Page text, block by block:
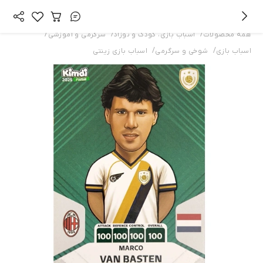
همه محصولات/ اسباب بازی، کودک و نوزاد/ سرگرمی و آموزشی /
اسباب بازی/ شوخی و سرگرمی/ اسباب بازی زینتی